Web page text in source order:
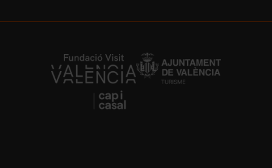
https://fundacion.visitvalencia.com/